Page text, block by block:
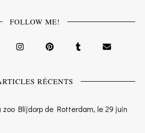
FOLLOW ME!
RÉCENTS
zoo Blijdorp de Rotterdam, le 29 juin